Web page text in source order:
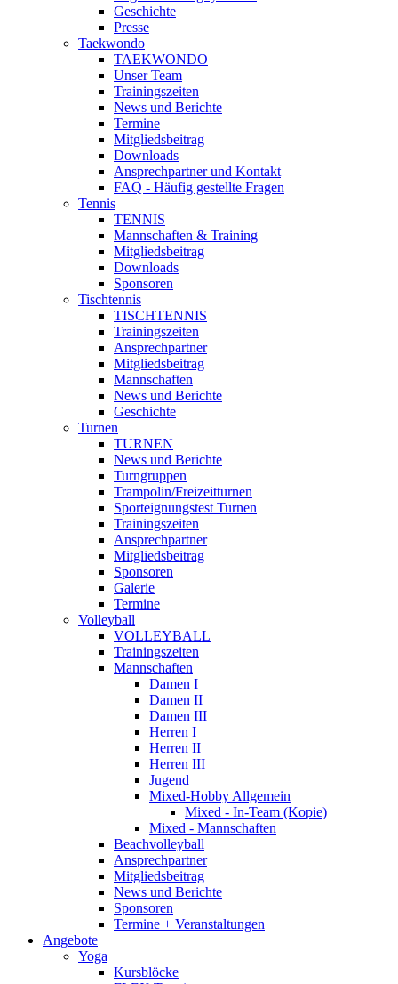
Geschichte
Presse
Taekwondo
TAEKWONDO
Unser Team
Trainingszeiten
News und Berichte
Termine
Mitgliedsbeitrag
Downloads
Ansprechpartner und Kontakt
FAQ - Häufig gestellte Fragen
Tennis
TENNIS
Mannschaften & Training
Mitgliedsbeitrag
Downloads
Sponsoren
Tischtennis
TISCHTENNIS
Trainingszeiten
Ansprechpartner
Mitgliedsbeitrag
Mannschaften
News und Berichte
Geschichte
Turnen
TURNEN
News und Berichte
Turngruppen
Trampolin/Freizeitturnen
Sporteignungstest Turnen
Trainingszeiten
Ansprechpartner
Mitgliedsbeitrag
Sponsoren
Galerie
Termine
Volleyball
VOLLEYBALL
Trainingszeiten
Mannschaften
Damen I
Damen II
Damen III
Herren I
Herren II
Herren III
Jugend
Mixed-Hobby Allgemein
Mixed - In-Team (Kopie)
Mixed - Mannschaften
Beachvolleyball
Ansprechpartner
Mitgliedsbeitrag
News und Berichte
Sponsoren
Termine + Veranstaltungen
Angebote
Yoga
Kursblöcke